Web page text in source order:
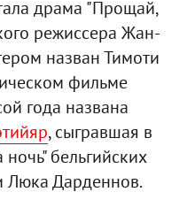
драма "Прощай,
режиссера Жан-
назван Тимоти
фильме
года названа
, сыгравшая в
бельгийских
Люка Дарденнов.